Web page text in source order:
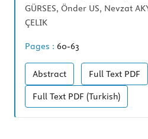
GÜRSES, Önder US, Nevzat
ÇELIK
Pages : 60-63
Abstract Full Text PDF
Full Text PDF (Turkish)